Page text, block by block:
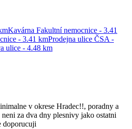
Kavárna Fakultní nemocnice - 3.41
- 3.41 kmProdejna ulice ČSA -
ulice - 4.48 km
v okrese Hradec!!, poradny a
za dva dny plesnivy jako ostatni
doporucuji